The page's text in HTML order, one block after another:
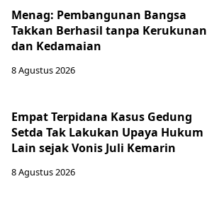
Menag: Pembangunan Bangsa
Takkan Berhasil tanpa Kerukunan
dan Kedamaian
8 Agustus 2026
Empat Terpidana Kasus Gedung
Setda Tak Lakukan Upaya Hukum
Lain sejak Vonis Juli Kemarin
8 Agustus 2026